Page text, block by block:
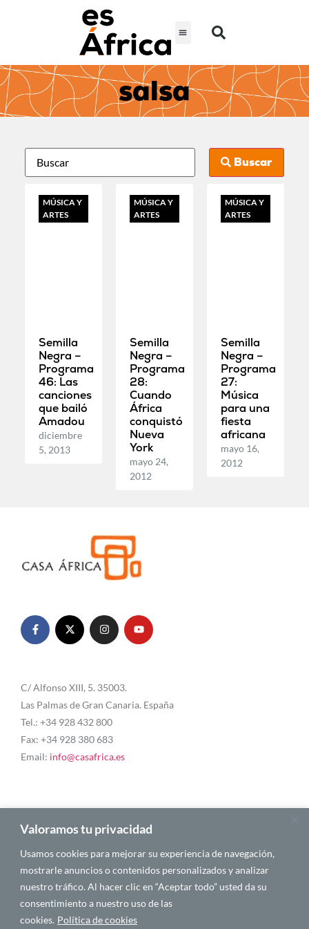
Valoramos tu privacidad
Usamos cookies para mejorar su experiencia de navegación,
mostrarle anuncios o contenidos personalizados y analizar
nuestro tráfico. Al hacer clic en “Aceptar todo” usted da su
consentimiento a nuestro uso de las
cookies. Política de cookies
salsa
Buscar
MÚSICA Y
ARTES
Semilla
Negra –
Programa
46: Las
canciones
que bailó
Amadou
diciembre
5, 2013
MÚSICA Y
ARTES
Semilla
Negra –
Programa
28:
Cuando
África
conquistó
Nueva
York
mayo 24,
2012
MÚSICA Y
ARTES
Semilla
Negra –
Programa
27:
Música
para una
fiesta
africana
mayo 16,
2012
C/ Alfonso XIII, 5. 35003.
Las Palmas de Gran Canaria. España
Tel.: +34 928 432 800
Fax: +34 928 380 683
Email: info@casafrica.es
Blog
Quiénes somos
Autores
Español